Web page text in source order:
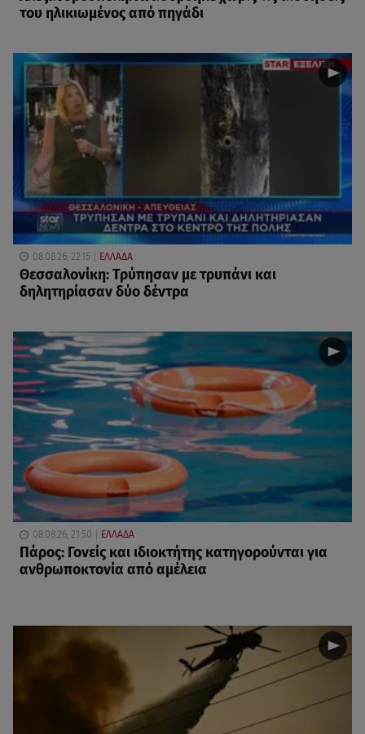
του ηλικιωμένος από πηγάδι
08.08.26, 22:15 ΕΛΛΑΔΑ
Θεσσαλονίκη: Τρύπησαν με τρυπάνι και
δηλητηρίασαν δύο δέντρα
08.08.26, 21:50 ΕΛΛΑΔΑ
Πάρος: Γονείς και ιδιοκτήτης κατηγορούνται για
ανθρωποκτονία από αμέλεια